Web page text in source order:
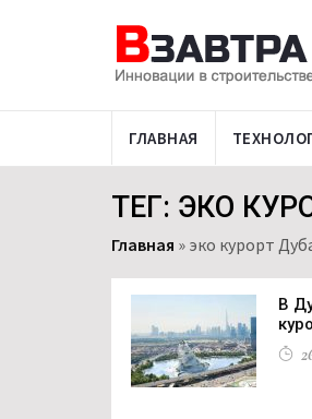
ГЛАВНАЯ
ТЕГ: ЭКО
Главная » эко курорт
В